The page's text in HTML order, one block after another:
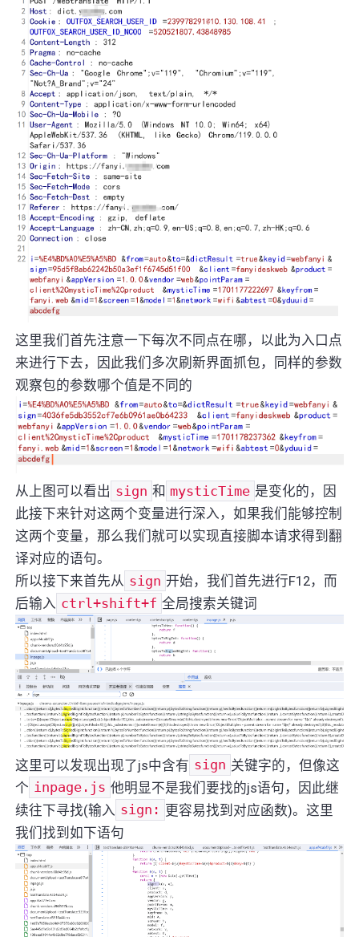
这里我们首先注意一下每次不同点在哪，以此为入口点
来进行下去，因此我们多次刷新界面抓包，同样的参数
观察包的参数哪个值是不同的
从上图可以看出 sign 和 mysticTime 是变化的，因
此接下来针对这两个变量进行深入，如果我们能够控制
这两个变量，那么我们就可以实现直接脚本请求得到翻
译对应的语句。
所以接下来首先从 sign 开始，我们首先进行F12，而
后输入 ctrl+shift+f 全局搜索关键词
这里可以发现出现了js中含有 sign 关键字的，但像这
个 inpage.js 他明显不是我们要找的js语句，因此继
续往下寻找(输入 sign: 更容易找到对应函数)。这里
我们找到如下语句